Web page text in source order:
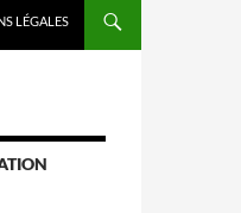
LÉGALES